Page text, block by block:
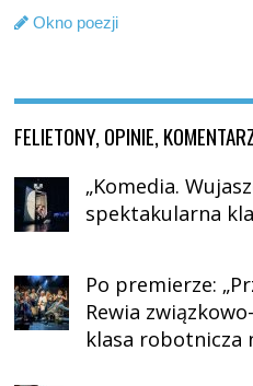
Okno poezji
FELIETONY, OPINIE,
„Komedia.
spektakularna
Po premierze:
Rewia
klasa robotnicza